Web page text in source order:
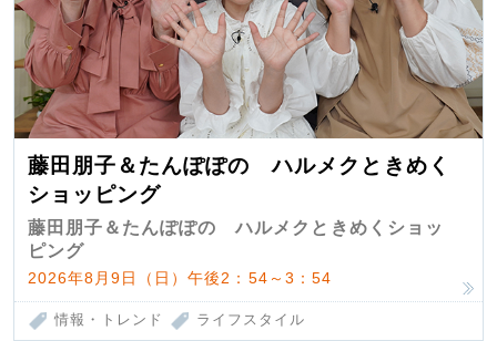
藤田朋子＆たんぽぽの ハルメクときめく
ショッピング
藤田朋子＆たんぽぽの ハルメクときめくショッ
ピング
2026年8月9日（日）午後2：54～3：54
情報・トレンド ライフスタイル